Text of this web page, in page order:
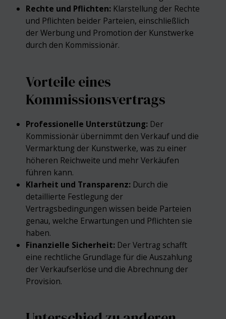
Rechte und Pflichten: Klarstellung der Rechte
und Pflichten beider Parteien, einschließlich
der Werbung und Promotion der Kunstwerke
durch den Kommissionär.
Vorteile eines
Kommissionsvertrags
Professionelle Unterstützung: Der
Kommissionär übernimmt den Verkauf und die
Vermarktung der Kunstwerke, was zu einer
höheren Reichweite und mehr Verkäufen
führen kann.
Klarheit und Transparenz: Durch die
detaillierte Festlegung der
Vertragsbedingungen wissen beide Parteien
genau, welche Erwartungen und Pflichten sie
haben.
Finanzielle Sicherheit: Der Vertrag schafft
eine rechtliche Grundlage für die Auszahlung
der Verkaufserlöse und die Abrechnung der
Provision.